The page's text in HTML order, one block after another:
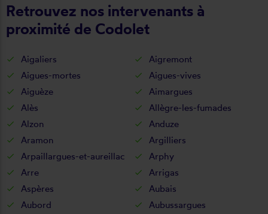
Retrouvez nos intervenants à
proximité de Codolet
Aigaliers
Aigremont
Aigues-mortes
Aigues-vives
Aiguèze
Aimargues
Alès
Allègre-les-fumades
Alzon
Anduze
Aramon
Argilliers
Arpaillargues-et-aureillac
Arphy
Arre
Arrigas
Aspères
Aubais
Aubord
Aubussargues